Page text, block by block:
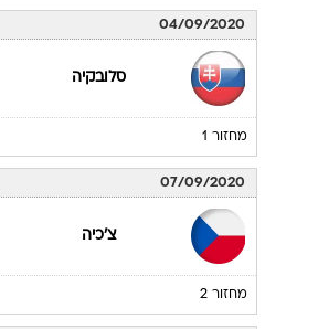
צ'כיה
3 נבחרת ישראל
4 סלובקיה
לוח משחקים
04/09/2020
סלובקיה